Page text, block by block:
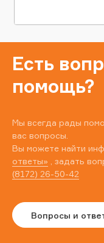
Есть
помощь?
Мы всегда рады
вас вопросы.
Вы можете найти
ответы» , задать
(8172) 26-50-42
Вопросы и